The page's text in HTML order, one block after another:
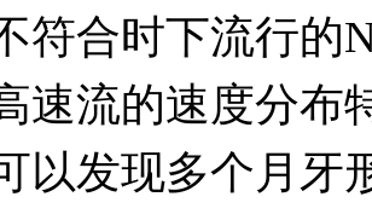
符合时下流行的
速流的速度分布
以发现多个月牙